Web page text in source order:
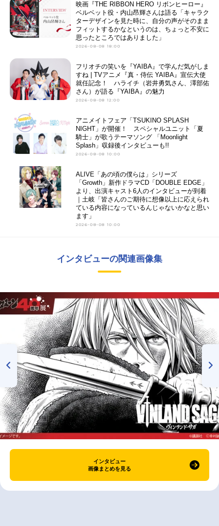
映画『THE RIBBON HERO リボンヒーロー』
ベルベット役・内山昂輝さんは語る「キャラク
ターデザインを見た時に、自分の声がそのまま
フィットするかなというのは、ちょっと不安に
思ったところではありました」
2026-08-08 18:00
フリオチの笑いを『YAIBA』で学んだ気がしま
すね | TVアニメ『真・侍伝 YAIBA』宣伝大使
就任記念！ ハライチ（岩井勇気さん、澤部佑
さん）が語る『YAIBA』の魅力
2026-08-08 12:00
アニメイトフェア「TSUKINO SPLASH
NIGHT」が開催！ スペシャルユニット「夏
騎士」が歌うテーマソング 「Moonlight
Splash」収録後インタビューも!!
2026-08-08 10:00
ALIVE「あの頃の僕らは」シリーズ
「Growth」新作ドラマCD「DOUBLE EDGE」
より、出演キャスト6人のインタビューが到着
｜土岐「皆さんのご期待に想像以上に応えられ
ている内容になっているんじゃないかなと思い
ます」
2026-08-08 10:00
インタビューの関連画像集
インタビュー
画像まとめを見る